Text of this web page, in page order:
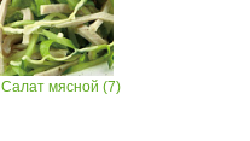
Салат мясной (7)